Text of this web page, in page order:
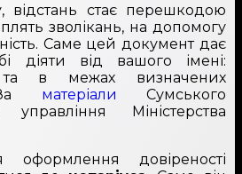
відстань стає перешкодою
зволікань, на допомогу
Саме цей документ дає
діяти від вашого імені:
та в межах визначених
За матеріали Сумського
управління Міністерства
довіреності